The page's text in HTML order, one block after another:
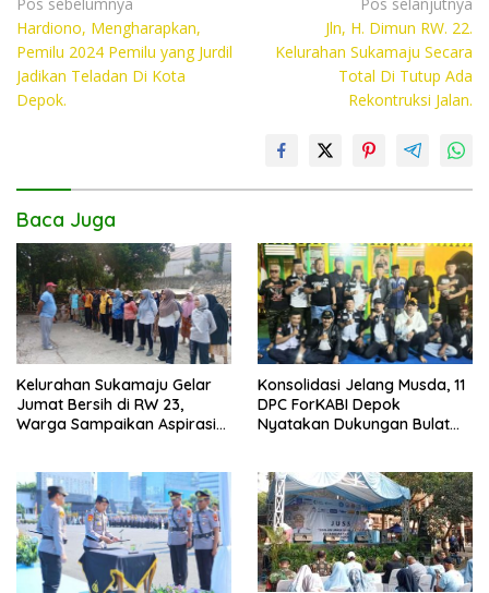
e
b
o
o
itt
er
at
s
A
y
Navigasi
pos
Hardiono, Mengharapkan,
Pemilu 2024 Pemilu yang Jurdil
Jadikan Teladan Di Kota
Depok.
Jln, H. Dimun RW. 22.
Kelurahan Sukamaju Secara
Total Di Tutup Ada
Rekontruksi Jalan.
Baca Juga
Kelurahan Sukamaju Gelar
Jumat Bersih di RW 23,
Warga Sampaikan Aspirasi
Konsolidasi Jelang Musda, 11
DPC ForKABI Depok
Nyatakan Dukungan Bulat